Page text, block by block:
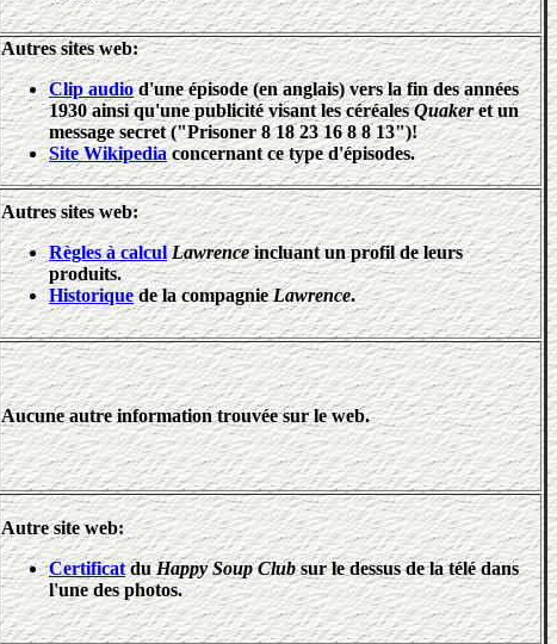
Autres sites web:
Clip audiod'une épisode (en anglais) vers la fin des années
1930 ainsi qu'une publicité visant les céréalesQuakeret un
message secret ("Prisoner 8 18 23 16 8 8 13")!
Site Wikipediaconcernant ce type d'épisodes.
Autres sites web:
Règles à calcul Lawrenceincluant un profil de leurs
produits.
Historiquede la compagnieLawrence.
Aucune autre information trouvée sur le web.
Autre site web:
CertificatduHappy Soup Clubsur le dessus de la télé dans
l'une des photos.